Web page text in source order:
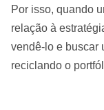
Por isso, quando
relação à
vendê-lo e buscar
reciclando o